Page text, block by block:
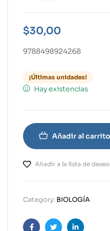
$30,00
9788498924268
¡Últimas unidades!
Hay existencias
Añadir al carrito
Añadir a la lista de
Category: BIOLOGÍA